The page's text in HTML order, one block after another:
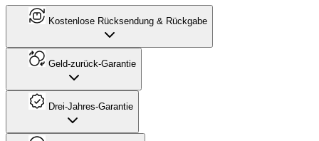
Kostenlose Rücksendung & Rückgabe
Geld-zurück-Garantie
Drei-Jahres-Garantie